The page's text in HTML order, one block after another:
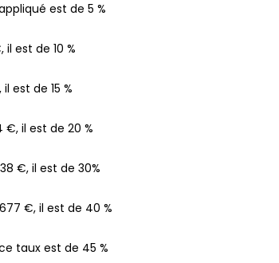
est de 5 %
est de 10 %
est de 15 %
€, il est de 20 %
€, il est de 30%
€, il est de 40 %
taux est de 45 %